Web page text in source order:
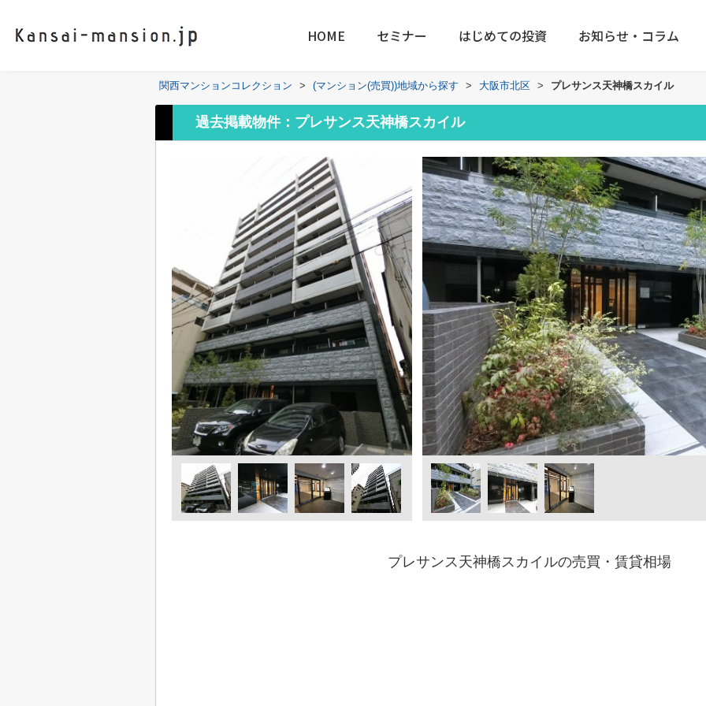
HOME セミナー はじめての投資 お知らせ・コラム
関西マンションコレクション > (マンション(売買))地域から探す > 大阪市北区 > プレサンス天神橋スカイル
過去掲載物件：プレサンス天神橋スカイル
プレサンス天神橋スカイルの売買・賃貸相場